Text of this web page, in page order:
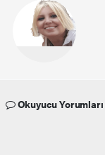
Okuyucu Yorumları